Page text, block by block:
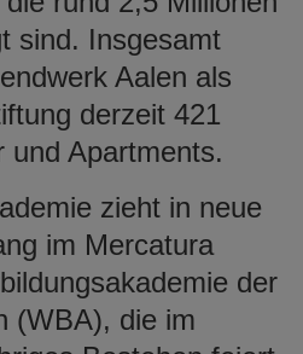
sind. Insgesamt
Aalen als
derzeit 421
und Apartments.
zieht in neue
im Mercatura
der
(WBA), die im